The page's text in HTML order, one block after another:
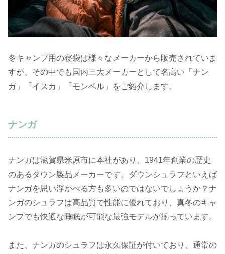
冬キャンプ用の寝袋は様々なメーカーから販売されていま
すが、その中でも国内三大メーカーとして名高い「ナン
ガ」「イスカ」「モンベル」をご紹介します。
ナンガ
ナンガは滋賀県米原市に本社があり、1941年創業の歴史
のあるダウン製品メーカーです。ダウンシュラフといえば
ナンガを思い浮かべる方も多いのではないでしょうか？ナ
ンガのシュラフは高品質で性能に優れており、真冬のキャ
ンプでも快適な睡眠が可能な最強モデルが揃っています。
また、ナンガのシュラフは永久保証が付いており、通常の